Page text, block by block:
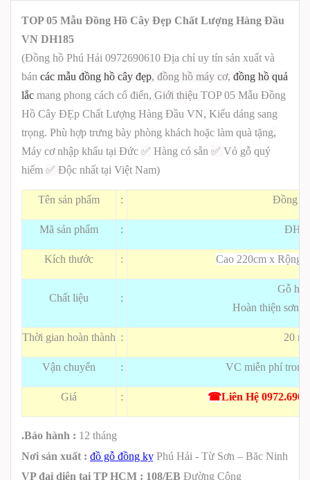
TOP 05 Mẫu Đồng Hồ Cây Đẹp Chất Lượng Hàng Đầu
VN DH185
(Đồng hồ Phú Hải 0972690610 Địa chỉ uy tín sản xuất và
bán các mẫu đồng hồ cây đẹp, đồng hồ máy cơ, đồng hồ quả
lắc mang phong cách cổ điển, Giới thiệu TOP 05 Mẫu Đồng
Hồ Cây ĐẸp Chất Lượng Hàng Đầu VN, Kiểu dáng sang
trọng. Phù hợp trưng bày phòng khách hoặc làm quà tặng,
Máy cơ nhập khẩu tại Đức ✅ Hàng có sẵn ✅ Vỏ gỗ quý
hiếm ✅ Độc nhất tại Việt Nam)
Tên sản phẩm : Đồng
Mã sản phẩm :
Kích thước : Cao 220cm x Rộng:
Chất liệu :
Gỗ
Hoàn thiện sơn
Thời gian hoàn thành : 20
Vận chuyển : VC miễn phí
Giá : ☎Liên Hệ
.Bảo hành : 12 tháng
Nơi sản xuất : đồ gỗ đồng kỵ Phú Hải - Từ Sơn – Băc Ninh
VP đại diện tại TP HCM : 108/EB Đường Cộng